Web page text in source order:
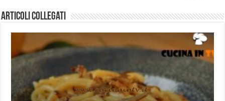
Articoli collegati